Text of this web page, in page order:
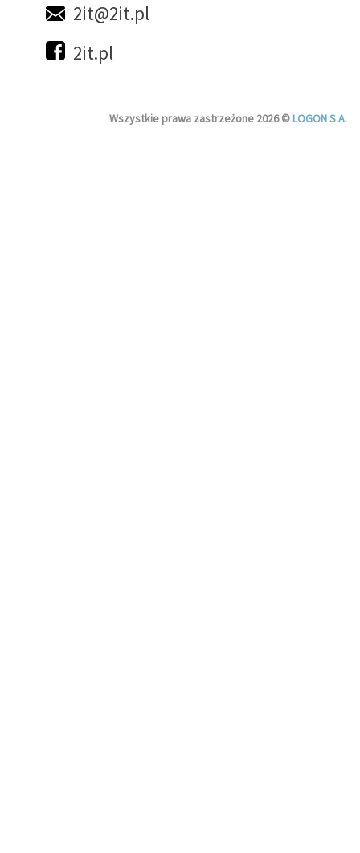
2it@2it.pl
2it.pl
Wszystkie prawa zastrzeżone 2026 ©LOGON S.A.